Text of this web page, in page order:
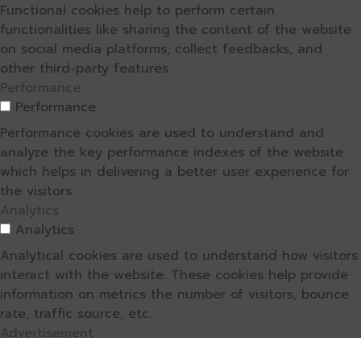
Functional cookies help to perform certain
functionalities like sharing the content of the website
on social media platforms, collect feedbacks, and
other third-party features.
Performance
Performance
Performance cookies are used to understand and
analyze the key performance indexes of the website
which helps in delivering a better user experience for
the visitors.
Analytics
Analytics
Analytical cookies are used to understand how visitors
interact with the website. These cookies help provide
information on metrics the number of visitors, bounce
rate, traffic source, etc.
Advertisement